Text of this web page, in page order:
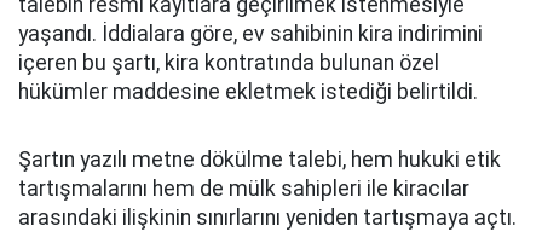
yaşandı. İddialara göre, ev sahibinin kira indirimini
içeren bu şartı, kira kontratında bulunan özel
hükümler maddesine ekletmek istediği belirtildi.
Şartın yazılı metne dökülme talebi, hem hukuki etik
tartışmalarını hem de mülk sahipleri ile kiracılar
arasındaki ilişkinin sınırlarını yeniden tartışmaya açtı.